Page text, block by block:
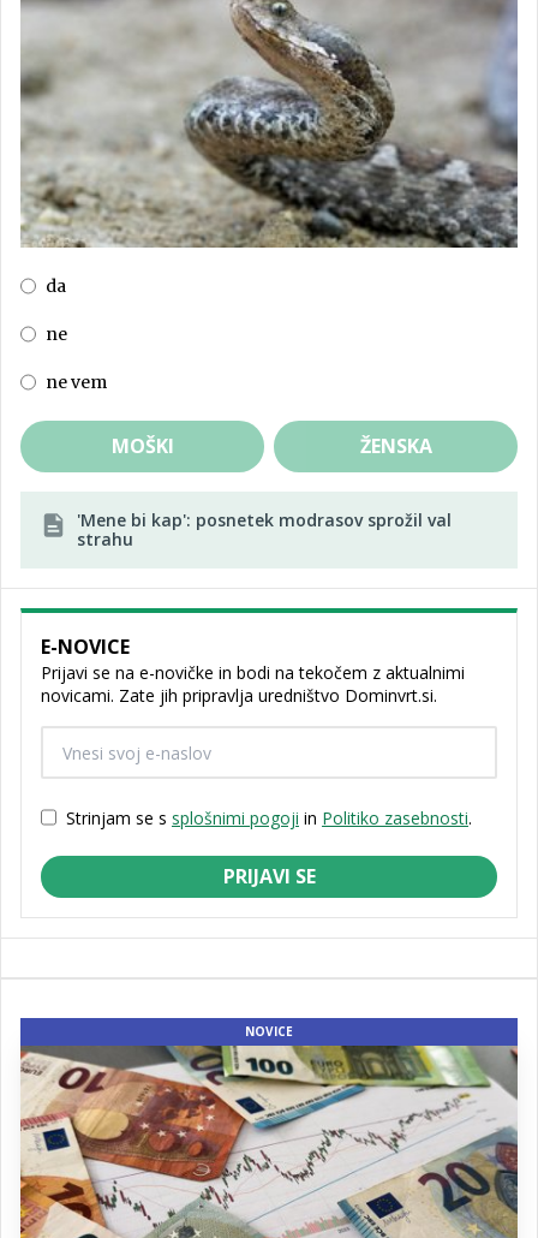
da
ne
ne vem
MOŠKI ŽENSKA
'Mene bi kap': posnetek modrasov sprožil val
strahu
E-NOVICE
Prijavi se na e-novičke in bodi na tekočem z aktualnimi
novicami. Zate jih pripravlja uredništvo Dominvrt.si.
Strinjam se s splošnimi pogoji in Politiko zasebnosti.
PRIJAVI SE
NOVICE